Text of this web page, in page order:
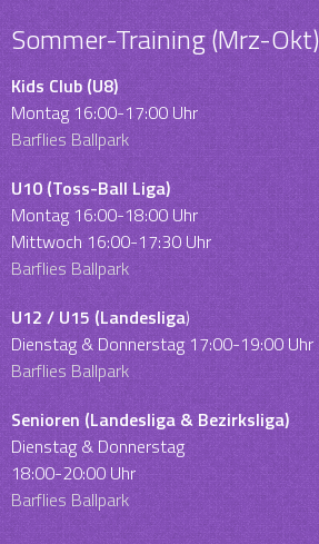
Sommer-Training (Mrz-Okt)
Kids Club (U8)
Montag 16:00-17:00 Uhr
Barflies Ballpark
U10 (Toss-Ball Liga)
Montag 16:00-18:00 Uhr
Mittwoch 16:00-17:30 Uhr
Barflies Ballpark
U12 / U15 (Landesliga)
Dienstag & Donnerstag 17:00-19:00 Uhr
Barflies Ballpark
Senioren (Landesliga & Bezirksliga)
Dienstag & Donnerstag
18:00-20:00 Uhr
Barflies Ballpark